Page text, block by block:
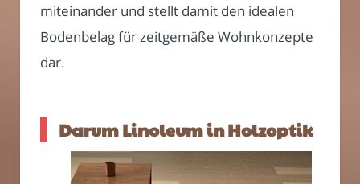
miteinander und stellt damit den idealen
Bodenbelag für zeitgemäße Wohnkonzepte
dar.
Darum Linoleum in Holzoptik